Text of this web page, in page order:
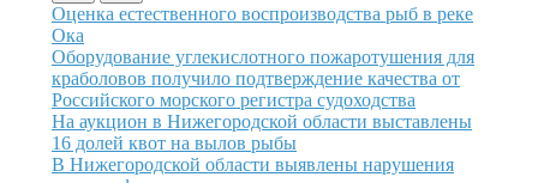
Иллюстрация новости
Оценка естественного воспроизводства рыб в реке
Ока
Иллюстрация новости
Оборудование углекислотного пожаротушения для
краболовов получило подтверждение качества от
Российского морского регистра судоходства
Иллюстрация новости
На аукцион в Нижегородской области выставлены
16 долей квот на вылов рыбы
Иллюстрация новости
В Нижегородской области выявлены нарушения